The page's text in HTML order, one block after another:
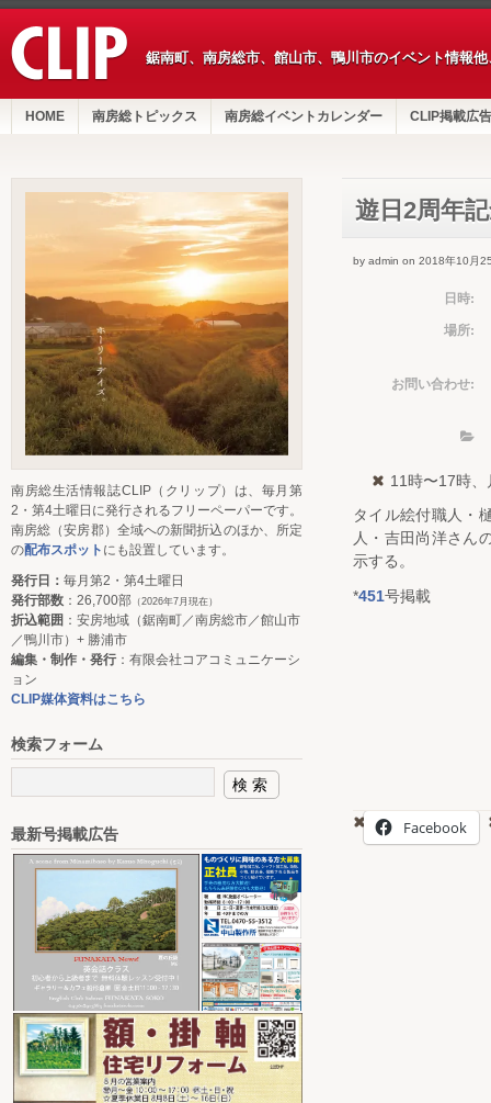
鋸南町、南房総市、館山市、鴨川市のイベント情報
HOME 南房総トピックス 南房総イベントカレンダー CLIP掲載広告
遊日2周年
by admin on 2018年10月
日時:
場所:
お問い合わせ:
11時〜17時
タイル絵付職人・
人・吉田尚洋さん
示する。
*451号掲載
Facebook
南房総生活情報誌CLIP（クリップ）は、毎月第
2・第4土曜日に発行されるフリーペーパーです。
南房総（安房郡）全域への新聞折込のほか、所定
の配布スポット にも設置しています。
発行日： 毎月第2・第4土曜日
発行部数 ：26,700部 （2026年7月現在）
折込範囲 ：安房地域（鋸南町／南房総市／館山市
／鴨川市）+ 勝浦市
編集・制作・発行：有限会社コアコミュニケーシ
ョン
CLIP媒体資料はこちら
検索フォーム
最新号掲載広告